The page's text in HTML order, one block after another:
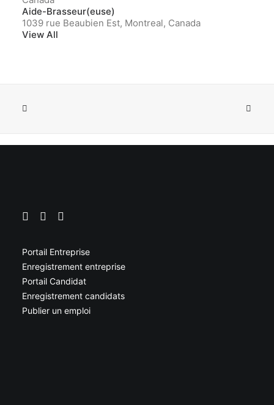
Aide-Brasseur(euse)
1039 rue Beaubien Est, Montreal, Canada
View All
Portail Entreprise
Enregistrement entreprise
Portail Candidat
Enregistrement candidats
Publier un emploi